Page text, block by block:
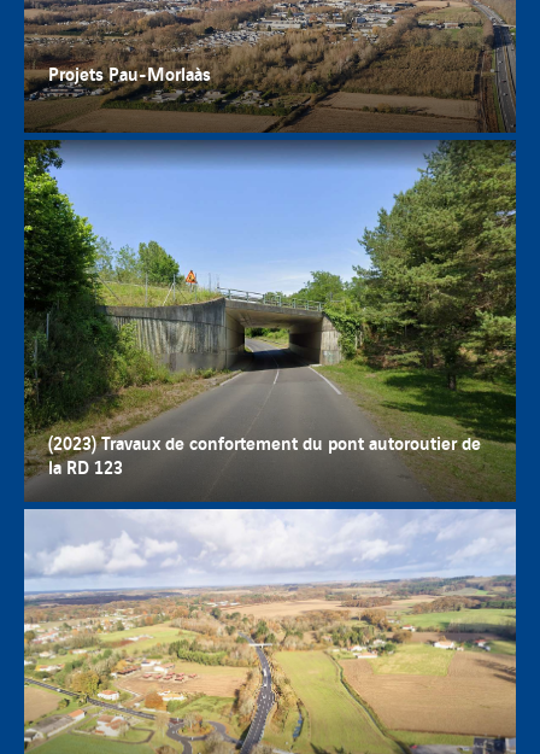
Projets Pau-Morlaàs
(2023) Travaux de confortement du pont autoroutier de
la RD 123